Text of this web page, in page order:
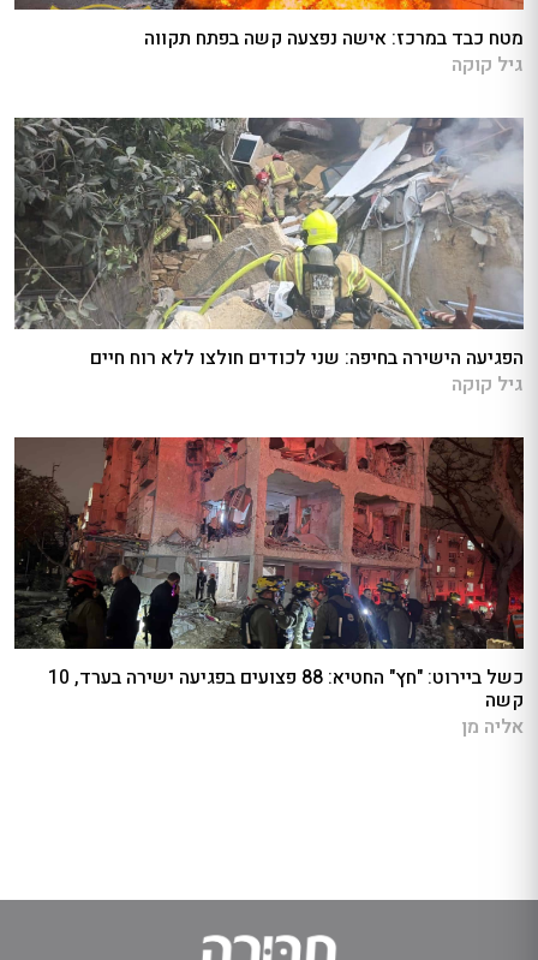
מטח כבד במרכז: אישה נפצעה קשה בפתח תקווה
גיל קוקה
הפגיעה הישירה בחיפה: שני לכודים חולצו ללא רוח חיים
גיל קוקה
כשל ביירוט: "חץ" החטיא: 88 פצועים בפגיעה ישירה בערד, 10
קשה
אליה מן